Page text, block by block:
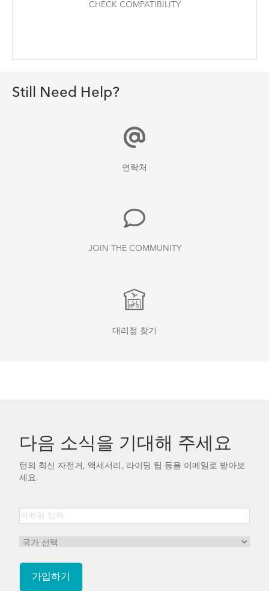
CHECK COMPATIBILITY
Still Need Help?
연락처
JOIN THE COMMUNITY
대리점 찾기
다음 소식을 기대해 주세요
턴의 최신 자전거, 액세서리, 라이딩 팁 등을 이메일로 받아보
세요.